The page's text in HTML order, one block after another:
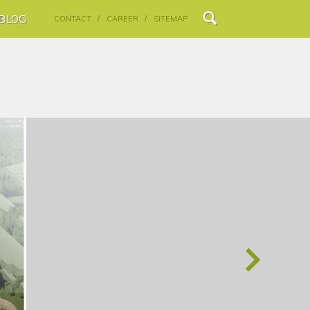
CONTACT / CAREER / SITEMAP